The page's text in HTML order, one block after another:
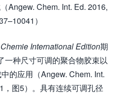
Angew. Chem. Int. Ed. 2016,
）
International Edition期
一种尺寸可调的聚合物胶束以
的应用（Angew. Chem. Int.
，图5）。具有连续可调孔径